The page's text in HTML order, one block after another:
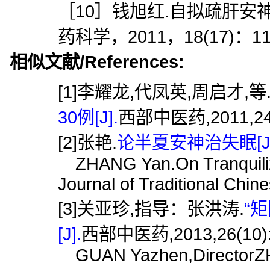
［10］钱旭红.自拟疏肝
药科学，2011，18(17)：
相似文献/References:
[1]李耀龙,代凤英,周启才,等
30例[J].西部中医药
[2]张艳.论半夏安神治失眠
ZHANG Yan.On
Journal of Traditional
[3]关亚珍,指导：张洪涛.“
[J].西部中医药
GUAN